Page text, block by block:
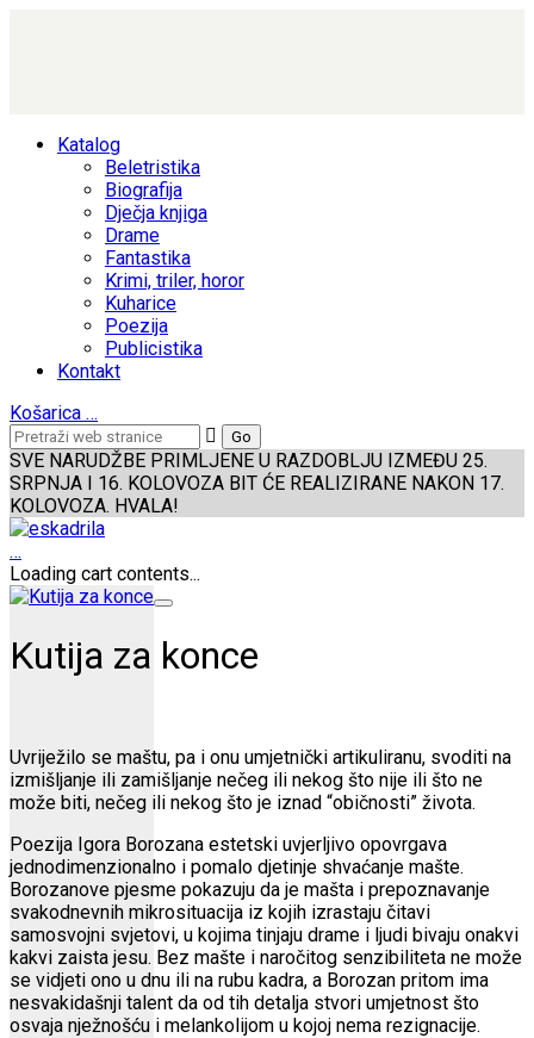
Katalog
Beletristika
Biografija
Dječja knjiga
Drame
Fantastika
Krimi, triler, horor
Kuharice
Poezija
Publicistika
Kontakt
Košarica …
SVE NARUDŽBE PRIMLJENE U RAZDOBLJU IZMEĐU 25.
SRPNJA I 16. KOLOVOZA BIT ĆE REALIZIRANE NAKON 17.
KOLOVOZA. HVALA!
…
Loading cart contents...
Kutija za konce
Uvriježilo se maštu, pa i onu umjetnički artikuliranu, svoditi na
izmišljanje ili zamišljanje nečeg ili nekog što nije ili što ne
može biti, nečeg ili nekog što je iznad “običnosti” života.
Poezija Igora Borozana estetski uvjerljivo opovrgava
jednodimenzionalno i pomalo djetinje shvaćanje mašte.
Borozanove pjesme pokazuju da je mašta i prepoznavanje
svakodnevnih mikrosituacija iz kojih izrastaju čitavi
samosvojni svjetovi, u kojima tinjaju drame i ljudi bivaju onakvi
kakvi zaista jesu. Bez mašte i naročitog senzibiliteta ne može
se vidjeti ono u dnu ili na rubu kadra, a Borozan pritom ima
nesvakidašnji talent da od tih detalja stvori umjetnost što
osvaja nježnošću i melankolijom u kojoj nema rezignacije.